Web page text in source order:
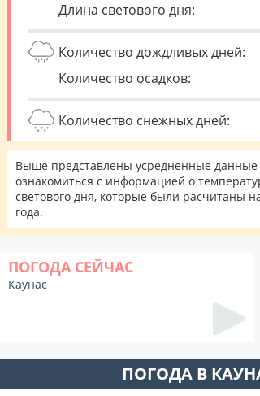
Длина светового дня:
Количество дождливых дней:
Количество осадков:
Количество снежных дней:
Выше представлены усредненные данные
ознакомиться с информацией о
светового дня, которые были расчитаны
года.
ПОГОДА СЕЙЧАС
Каунас
ПОГОДА В